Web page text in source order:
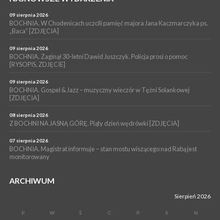
06 sierpnia 2026
LIPNICA MUROWANA. Oddaj krew, pomóż potrzebującym!
06 sierpnia 2026
BOCHNIA. W niedzielę Muzyczna Altana, a w niej Orkiestra Dęta
Kopalni Soli Bochnia
09 sierpnia 2026
BOCHNIA. W Chodenicach uczcili pamięć majora Jana Kaczmarczyka ps.
„Baca” [ZDJĘCIA]
09 sierpnia 2026
BOCHNIA. Zaginął 30-letni Dawid Juszczyk. Policja prosi o pomoc
[RYSOPIS, ZDJĘCIE]
09 sierpnia 2026
BOCHNIA. Gospel & Jazz – muzyczny wieczór w Tężni Solankowej
[ZDJĘCIA]
08 sierpnia 2026
Z BOCHNI NA JASNĄ GÓRĘ. Piąty dzień wędrówki [ZDJĘCIA]
07 sierpnia 2026
BOCHNIA. Magistrat informuje – stan mostu wiszącego nad Rabą jest
monitorowany
ARCHIWUM
Sierpień 2026
P W Ś C P S N